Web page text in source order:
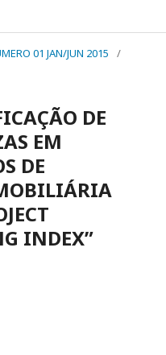
01 JAN/JUN 2015
/
DE
EM
DE
INDEX”